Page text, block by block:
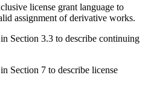
接続する
化
ト
スセンター
持ち込む
る
license grant language to
assignment of derivative works.
Section 3.3 to describe continuing
Section 7 to describe license